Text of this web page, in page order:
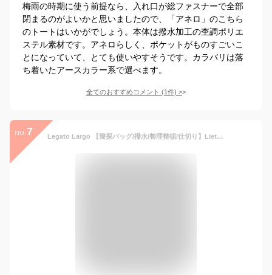
梅雨の時期に使う前提なら、入れ口が総ファスナーで全部
閉まるのがよいかと思いましたので、「アネロ」のこちら
のトートはいかがでしょう。本体は撥水加工の杢調ポリエ
ステル素材です。アネロらしく、ポケットがものすごいこ
とになっていて、とても使いやすそうです。カラバリは落
ち着いたアースカラー系で選べます。
全てのおすすめコメント (1件) >
no. 7 Legato Largo 【簡探バッグ/撥水/整理整頓/仕切り】Lieto トートバッグ レガートラルゴ バッグ トートバッグ グレー グリーン イエロー ネイビー ブラック【送料無料】